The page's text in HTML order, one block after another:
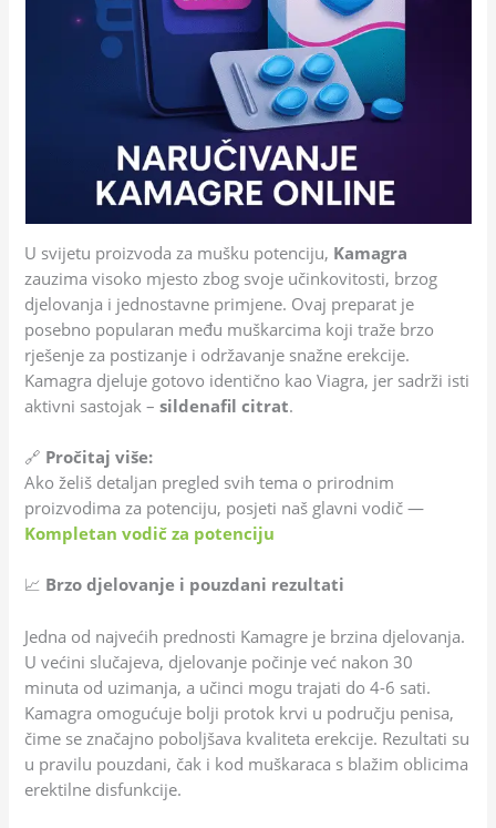
U svijetu proizvoda za mušku potenciju, Kamagra
zauzima visoko mjesto zbog svoje učinkovitosti, brzog
djelovanja i jednostavne primjene. Ovaj preparat je
posebno popularan među muškarcima koji traže brzo
rješenje za postizanje i održavanje snažne erekcije.
Kamagra djeluje gotovo identično kao Viagra, jer sadrži isti
aktivni sastojak –sildenafil citrat.
🔗 Pročitaj više:
Ako želiš detaljan pregled svih tema o prirodnim
proizvodima za potenciju, posjeti naš glavni vodič —
Kompletan vodič za potenciju
📈 Brzo djelovanje i pouzdani rezultati
Jedna od najvećih prednosti Kamagre je brzina djelovanja.
U većini slučajeva, djelovanje počinje već nakon 30
minuta od uzimanja, a učinci mogu trajati do 4-6 sati.
Kamagra omogućuje bolji protok krvi u području penisa,
čime se značajno poboljšava kvaliteta erekcije. Rezultati su
u pravilu pouzdani, čak i kod muškaraca s blažim oblicima
erektilne disfunkcije.